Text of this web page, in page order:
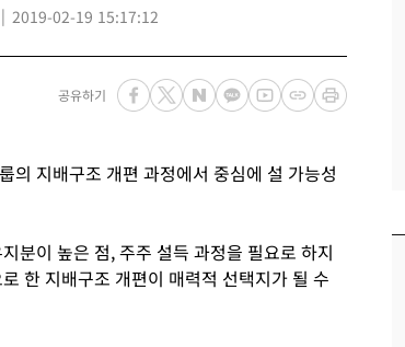
2019-02-19 15:17:12
공유하기
의 지배구조 개편 과정에서 중심에 설 가능성
분이 높은 점, 주주 설득 과정을 필요로 하지
한 지배구조 개편이 매력적 선택지가 될 수